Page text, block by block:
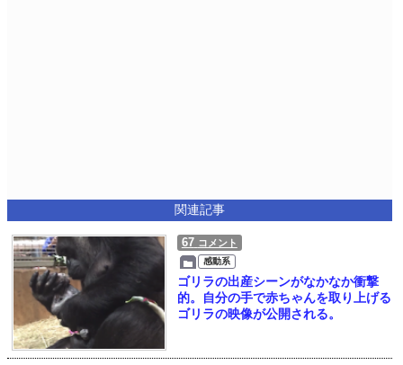
関連記事
67 コメント
感動系
ゴリラの出産シーンがなかなか衝撃
的。自分の手で赤ちゃんを取り上げる
ゴリラの映像が公開される。